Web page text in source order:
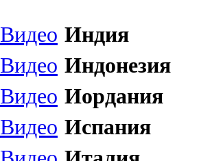
Видео Индия
Видео Индонезия
Видео Иордания
Видео Испания